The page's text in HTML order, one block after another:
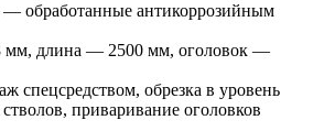
обработанные антикоррозийным
мм, длина — 2500 мм, оголовок —
спецсредством, обрезка в уровень
приваривание оголовков